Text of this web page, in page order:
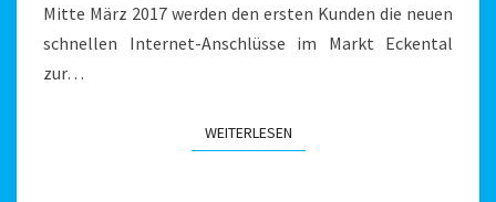
Mitte März 2017 werden den ersten Kunden die neuen
schnellen Internet-Anschlüsse im Markt Eckental
zur…
WEITERLESENWEITERLESEN